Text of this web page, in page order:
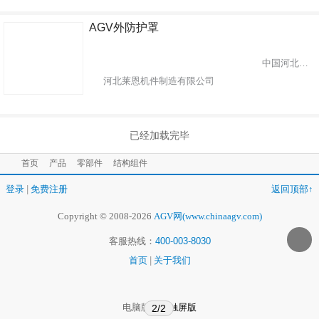
AGV外防护罩
中国河北省沧州市
河北莱恩机件制造有限公司
已经加载完毕
首页 产品 零部件 结构组件
登录 免费注册 返回顶部↑
Copyright © 2008-2026 AGV网(www.chinaagv.com)
客服热线： 400-003-8030
首页
关于我们
电脑版 触屏版
2/2